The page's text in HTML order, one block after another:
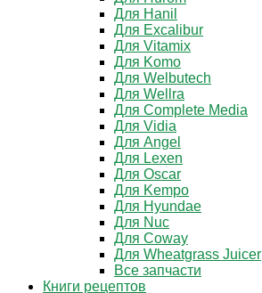
Для Hanil
Для Excalibur
Для Vitamix
Для Komo
Для Welbutech
Для Wellra
Для Complete Media
Для Vidia
Для Angel
Для Lexen
Для Oscar
Для Kempo
Для Hyundae
Для Nuc
Для Coway
Для Wheatgrass Juicer
Все запчасти
Книги рецептов